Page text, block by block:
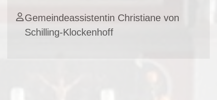
Gemeindeassistentin Christiane von
Schilling-Klockenhoff